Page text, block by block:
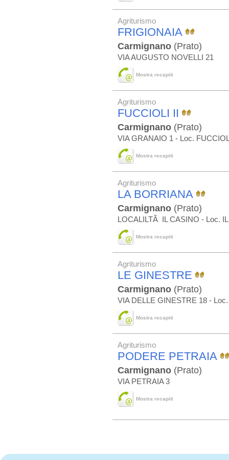
Agriturismo
FRIGIONAIA
Carmignano (Prato)
VIA AUGUSTO NOVELLI 21
Mostra recapiti
Agriturismo
FUCCIOLI II
Carmignano (Prato)
VIA GRANAIO 1 - Loc.
Mostra recapiti
Agriturismo
LA BORRIANA
Carmignano (Prato)
LOCALILTÃ IL CASINO - Loc.
Mostra recapiti
Agriturismo
LE GINESTRE
Carmignano (Prato)
VIA DELLE GINESTRE 18 -
Mostra recapiti
Agriturismo
PODERE PETRAIA
Carmignano (Prato)
VIA PETRAIA 3
Mostra recapiti